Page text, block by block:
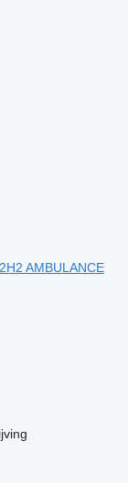
AMBULANCE